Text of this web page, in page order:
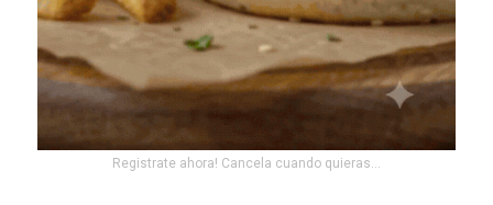
Registrate ahora! Cancela cuando quieras...